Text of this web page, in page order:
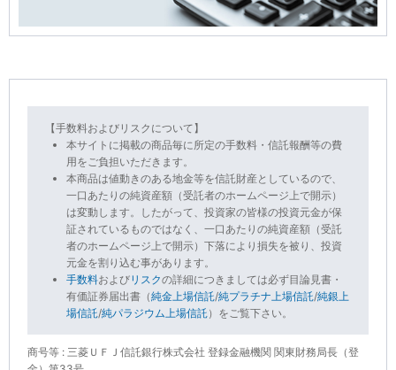
【手数料およびリスクについて】
本サイトに掲載の商品毎に所定の手数料・信託報酬等の費
用をご負担いただきます。
本商品は値動きのある地金等を信託財産としているので、
一口あたりの純資産額（受託者のホームページ上で開示）
は変動します。したがって、投資家の皆様の投資元金が保
証されているものではなく、一口あたりの純資産額（受託
者のホームページ上で開示）下落により損失を被り、投資
元金を割り込む事があります。
手数料およびリスクの詳細につきましては必ず目論見書・
有価証券届出書（純金上場信託/純プラチナ上場信託/純銀上
場信託/純パラジウム上場信託 ）をご覧下さい。
商号等 : 三菱ＵＦＪ信託銀行株式会社 登録金融機関 関東財務局長（登